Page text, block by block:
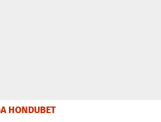
HONDUBET